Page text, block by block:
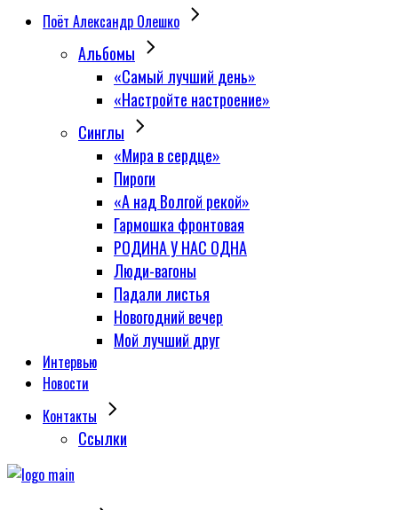
Поёт Александр Олешко
Альбомы
«Самый лучший день»
«Настройте настроение»
Синглы
«Мира в сердце»
Пироги
«А над Волгой рекой»
Гармошка фронтовая
РОДИНА У НАС ОДНА
Люди-вагоны
Падали листья
Новогодний вечер
Мой лучший друг
Интервью
Новости
Контакты
Сcылки